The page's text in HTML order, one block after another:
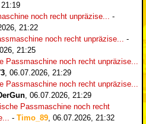
noch recht unpräzise... -
21:22
noch recht unpräzise... -
21:25
Passmaschine noch recht unpräzise...
, 06.07.2026, 21:29
Passmaschine noch recht unpräzise...
, 06.07.2026, 21:29
Passmaschine noch recht
- Timo_89, 06.07.2026, 21:32